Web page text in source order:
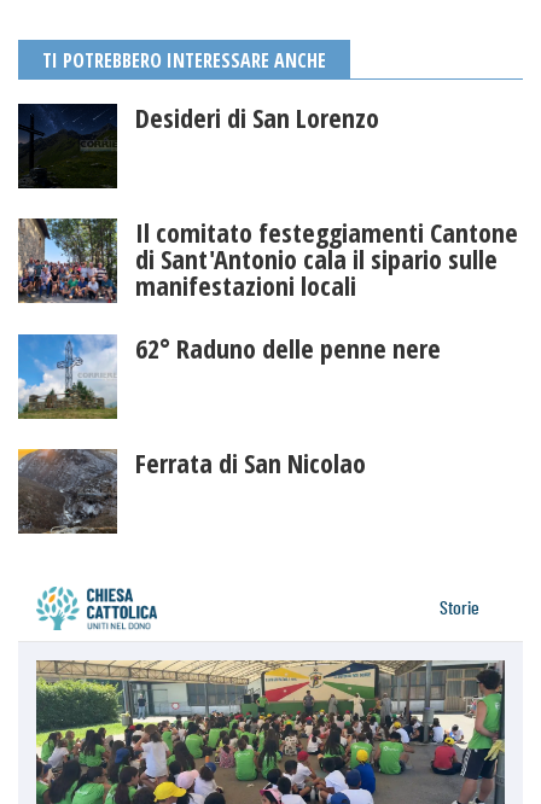
TI POTREBBERO INTERESSARE ANCHE
Desideri di San Lorenzo
Il comitato festeggiamenti Cantone
di Sant'Antonio cala il sipario sulle
manifestazioni locali
62° Raduno delle penne nere
Ferrata di San Nicolao